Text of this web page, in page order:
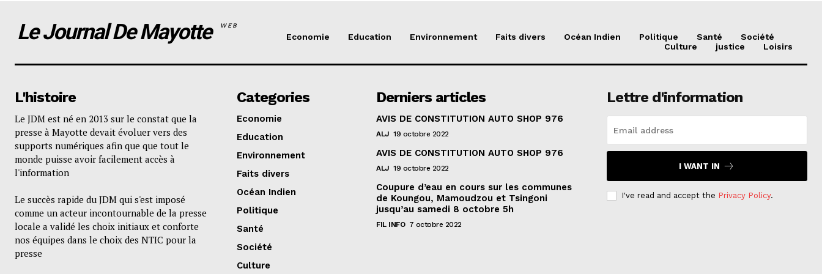
Le Journal De Mayotte WEB
Economie Education Environnement Faits divers Océan Indien Politique Santé
Société
Culture
justice Loisirs
L'histoire
Le JDM est né en 2013 sur le constat que la
presse à Mayotte devait évoluer vers des
supports numériques afin que que tout le
monde puisse avoir facilement accès à
l'information
Le succès rapide du JDM qui s'est imposé
comme un acteur incontournable de la presse
locale a validé les choix initiaux et conforte
nos équipes dans le choix des NTIC pour la
presse
Categories
Economie
Education
Environnement
Faits divers
Océan Indien
Politique
Santé
Société
Culture
Derniers articles
AVIS DE CONSTITUTION AUTO SHOP 976
ALJ 19 octobre 2022
AVIS DE CONSTITUTION AUTO SHOP 976
ALJ 19 octobre 2022
Coupure d’eau en cours sur les communes
de Koungou, Mamoudzou et Tsingoni
jusqu’au samedi 8 octobre 5h
FIL INFO 7 octobre 2022
Lettre d'information
I WANT IN
I've read and accept the Privacy Policy.